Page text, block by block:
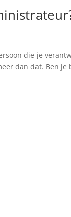
die je
dan dat. Ben je